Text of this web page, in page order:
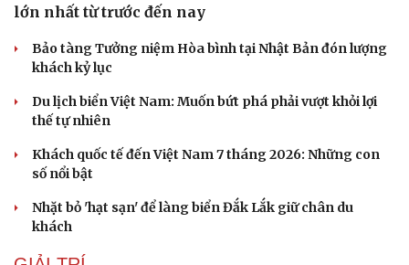
lớn nhất từ trước đến nay
Bảo tàng Tưởng niệm Hòa bình tại Nhật Bản đón lượng
khách kỷ lục
Du lịch biển Việt Nam: Muốn bứt phá phải vượt khỏi lợi
thế tự nhiên
Khách quốc tế đến Việt Nam 7 tháng 2026: Những con
số nổi bật
Nhặt bỏ 'hạt sạn' để làng biển Đắk Lắk giữ chân du
khách